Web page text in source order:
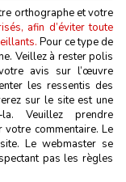
orthographe et votre
afin d’éviter toute
Pour ce type de
Veillez à rester polis
avis sur l’œuvre
les ressentis des
sur le site est une
Veuillez prendre
commentaire. Le
Le webmaster se
pas les règles